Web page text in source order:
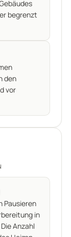
begrenzt
den
vor
Pausieren
in
Anzahl